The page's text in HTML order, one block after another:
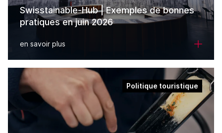
Swisstainable-Hub | Exemples de bonnes
pratiques en juin 2026
en savoir plus
Politique touristique